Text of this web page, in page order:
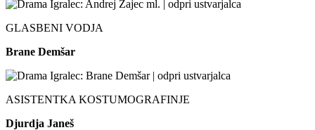
GLASBENI VODJA
Brane Demšar
ASISTENTKA KOSTUMOGRAFINJE
Djurdja Janeš